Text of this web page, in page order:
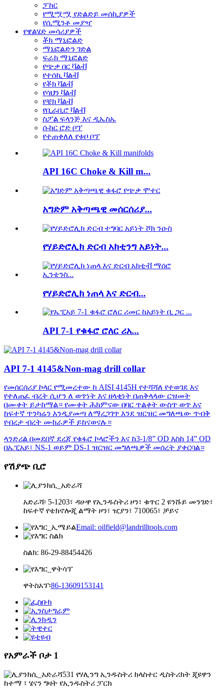
ፓከር
የሚሟሟ የድልድይ መሰኪያዎች
የሲሚንቶ መያዣ
የዌልሄድ መሳሪያዎች
ቾክ ማኒፎልድ
ማኒፎልድን ገድል
ፍራክ ማኒፎልድ
የጭቃ በር ቫልቭ
የተሰኪ ቫልቭ
የቾክ ቫልቭ
የሳህን ቫልቭ
የቼክ ቫልቭ
የቢራቢሮ ቫልቭ
ስፖል ፍላንጅ እና ዲኤስኤ
ሱከር ሮድ ቦፕ
የተጠቀለለ የቱቦ ቦፕ
API 16C Choke & Kill m...
አግድም አቅጣጫዊ መሰርሰሪያ...
የሃይድሮሊክ ድርብ አክቲንግ አይነት...
የሃይድሮሊክ ነጠላ እና ድርብ...
API 7-1 የቁፋሮ ሮለር ሪአ...
API 7-1 4145&Non-mag drill collar
የመሰርሰሪያ ኮላር የሚመረተው ከ AISI 4145H የተሻሻለ የተወገደ እና
የተለጠፈ ብረት ሲሆን ለ ወጥነት እና ዘላቂነት በጠቅላላው ርዝመት
በሙቀት ይታከማል። የሙቀት ሕክምናው በባር ጥልቀት ውስጥ ወጥ እና
ከፍተኛ ጥንካሬን እንዲያመጣ ለማረጋገጥ እንደ ዝርዝር መግለጫው ጥብቅ
የብረታ ብረት ሙከራዎች ይከናወናሉ።
ላንድሪል በመደበኛ ደረጃ የቁፋሮ ኮላሮችን እና ከ3-1/8” OD እስከ 14” OD
በኤፒአይ፣ NS-1 ወይም DS-1 ዝርዝር መግለጫዎች መሰረት ያቀርባል።
የሽያጭ ቢሮ
አድራሻ፡ 5-1203፣ ዳሁዋ የኢንዱስትሪ ዞን፣ ቁጥር 2 ዩንሹይ መንገድ፣
ከፍተኛ የቴክኖሎጂ ልማት ዞን፣ ዢያን፣ 710065፣ ቻይና
Email: oilfield@landrilltools.com
ስልክ: 86-29-88454426
ዋትስአፕ፡86-13609153141
የአምራች ቦታ 1
531 የሃሊንግ ኢንዱስትሪ ክላስተር ዲስትሪክት ጂዩዋን
ከተማ ፣ ሄናን ግዛት የኢንዱስትሪ ፓርክ